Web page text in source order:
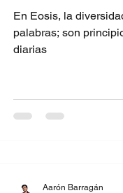
En Eosis, la
palabras; son
diarias
Aarón Barragán